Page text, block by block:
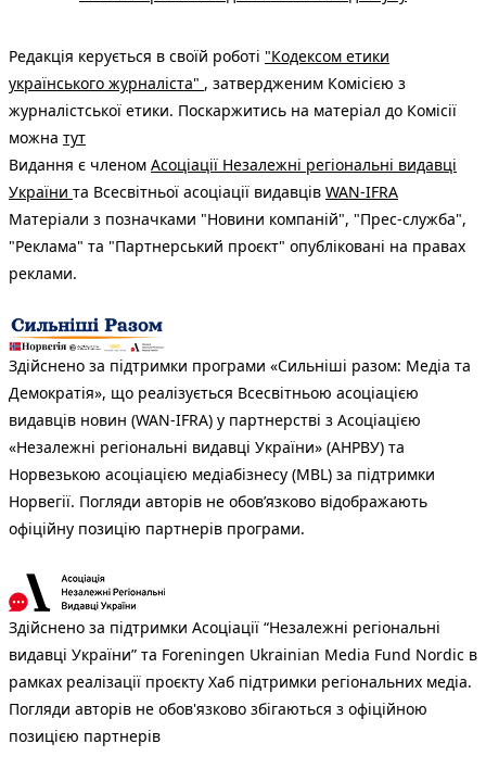
Редакція керується в своїй роботі "Кодексом етики
українського журналіста" , затвердженим Комісією з
журналістської етики. Поскаржитись на матеріал до Комісії
можна тут
Видання є членом Асоціації Незалежні регіональні видавці
України та Всесвітньої асоціації видавців WAN-IFRA
Матеріали з позначками "Новини компаній", "Прес-служба",
"Реклама" та "Партнерський проєкт" опубліковані на правах
реклами.
Здійснено за підтримки програми «Сильніші разом: Медіа та
Демократія», що реалізується Всесвітньою асоціацією
видавців новин (WAN-IFRA) у партнерстві з Асоціацією
«Незалежні регіональні видавці України» (АНРВУ) та
Норвезькою асоціацією медіабізнесу (MBL) за підтримки
Норвегії. Погляди авторів не обов’язково відображають
офіційну позицію партнерів програми.
Здійснено за підтримки Асоціації “Незалежні регіональні
видавці України” та Foreningen Ukrainian Media Fund Nordic в
рамках реалізації проєкту Хаб підтримки регіональних медіа.
Погляди авторів не обов'язково збігаються з офіційною
позицією партнерів